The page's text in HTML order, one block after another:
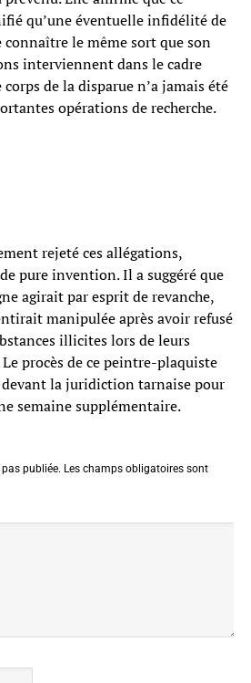
qu’une éventuelle infidélité de
le même sort que son
interviennent dans le cadre
de la disparue n’a jamais été
opérations de recherche.
rejeté ces allégations,
pure invention. Il a suggéré que
agirait par esprit de revanche,
manipulée après avoir refusé
illicites lors de leurs
procès de ce peintre-plaquiste
devant la juridiction tarnaise pour
semaine supplémentaire.
publiée. Les champs obligatoires sont